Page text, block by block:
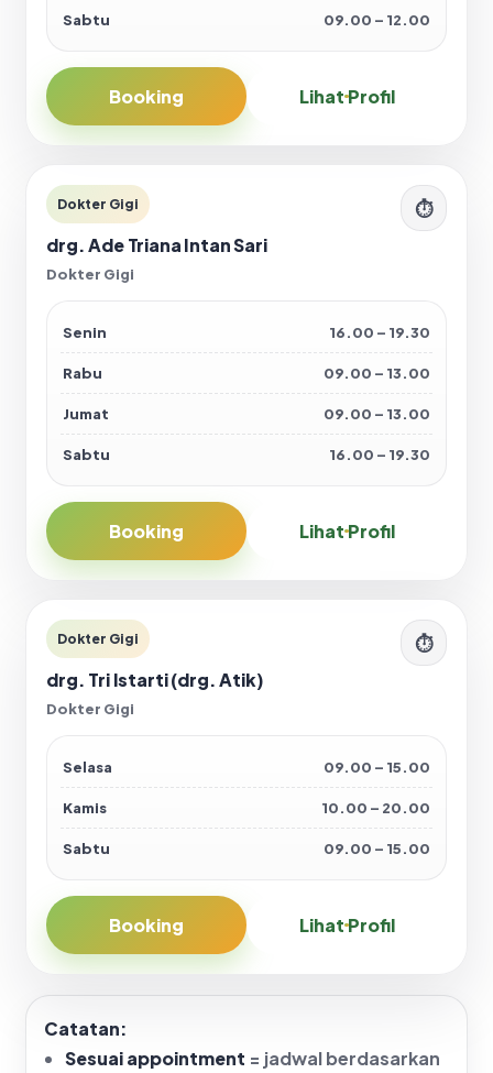
Sabtu 09.00 – 12.00
Booking Lihat Profil
Dokter Gigi
drg. Ade Triana Intan Sari
Dokter Gigi
⏱
Senin 16.00 – 19.30
Rabu 09.00 – 13.00
Jumat 09.00 – 13.00
Sabtu 16.00 – 19.30
Booking Lihat Profil
Dokter Gigi
drg. Tri Istarti (drg. Atik)
Dokter Gigi
⏱
Selasa 09.00 – 15.00
Kamis 10.00 – 20.00
Sabtu 09.00 – 15.00
Booking Lihat Profil
Catatan:
Sesuai appointment = jadwal berdasarkan